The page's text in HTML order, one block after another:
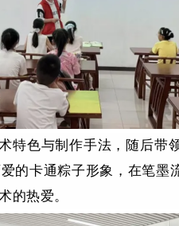
特色与制作手法，随后带
的卡通粽子形象，在笔
的热爱。